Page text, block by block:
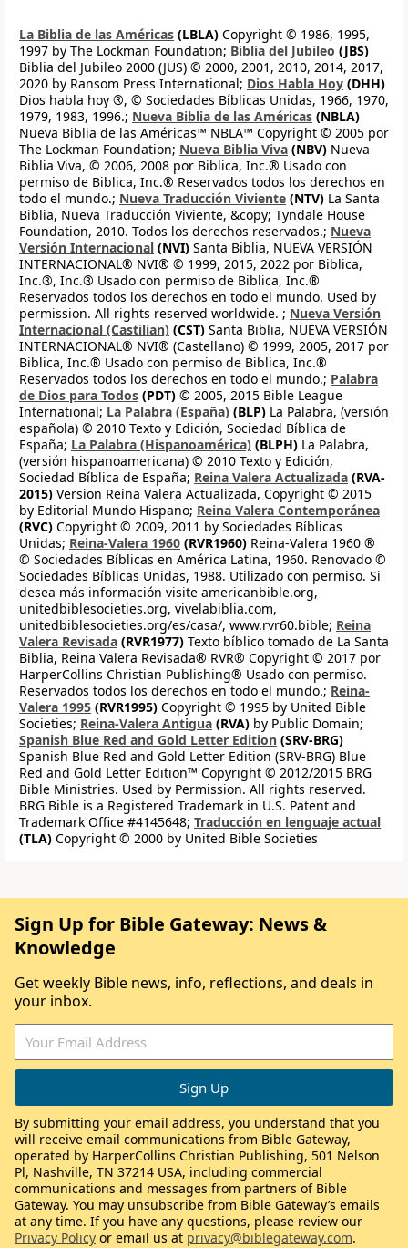
La Biblia de las Américas (LBLA) Copyright © 1986, 1995,
1997 by The Lockman Foundation; Biblia del Jubileo (JBS)
Biblia del Jubileo 2000 (JUS) © 2000, 2001, 2010, 2014, 2017,
2020 by Ransom Press International; Dios Habla Hoy (DHH)
Dios habla hoy ®, © Sociedades Bíblicas Unidas, 1966, 1970,
1979, 1983, 1996.; Nueva Biblia de las Américas (NBLA)
Nueva Biblia de las Américas™ NBLA™ Copyright © 2005 por
The Lockman Foundation; Nueva Biblia Viva (NBV) Nueva
Biblia Viva, © 2006, 2008 por Biblica, Inc.® Usado con
permiso de Biblica, Inc.® Reservados todos los derechos en
todo el mundo.; Nueva Traducción Viviente (NTV) La Santa
Biblia, Nueva Traducción Viviente, &copy; Tyndale House
Foundation, 2010. Todos los derechos reservados.; Nueva
Versión Internacional (NVI) Santa Biblia, NUEVA VERSIÓN
INTERNACIONAL® NVI® © 1999, 2015, 2022 por Biblica,
Inc.®, Inc.® Usado con permiso de Biblica, Inc.®
Reservados todos los derechos en todo el mundo. Used by
permission. All rights reserved worldwide. ; Nueva Versión
Internacional (Castilian) (CST) Santa Biblia, NUEVA VERSIÓN
INTERNACIONAL® NVI® (Castellano) © 1999, 2005, 2017 por
Biblica, Inc.® Usado con permiso de Biblica, Inc.®
Reservados todos los derechos en todo el mundo.; Palabra
de Dios para Todos (PDT) © 2005, 2015 Bible League
International; La Palabra (España) (BLP) La Palabra, (versión
española) © 2010 Texto y Edición, Sociedad Bíblica de
España; La Palabra (Hispanoamérica) (BLPH) La Palabra,
(versión hispanoamericana) © 2010 Texto y Edición,
Sociedad Bíblica de España; Reina Valera Actualizada (RVA-
2015) Version Reina Valera Actualizada, Copyright © 2015
by Editorial Mundo Hispano; Reina Valera Contemporánea
(RVC) Copyright © 2009, 2011 by Sociedades Bíblicas
Unidas; Reina-Valera 1960 (RVR1960) Reina-Valera 1960 ®
© Sociedades Bíblicas en América Latina, 1960. Renovado ©
Sociedades Bíblicas Unidas, 1988. Utilizado con permiso. Si
desea más información visite americanbible.org,
unitedbiblesocieties.org, vivelabiblia.com,
unitedbiblesocieties.org/es/casa/, www.rvr60.bible; Reina
Valera Revisada (RVR1977) Texto bíblico tomado de La Santa
Biblia, Reina Valera Revisada® RVR® Copyright © 2017 por
HarperCollins Christian Publishing® Usado con permiso.
Reservados todos los derechos en todo el mundo.; Reina-
Valera 1995 (RVR1995) Copyright © 1995 by United Bible
Societies; Reina-Valera Antigua (RVA) by Public Domain;
Spanish Blue Red and Gold Letter Edition (SRV-BRG)
Spanish Blue Red and Gold Letter Edition (SRV-BRG) Blue
Red and Gold Letter Edition™ Copyright © 2012/2015 BRG
Bible Ministries. Used by Permission. All rights reserved.
BRG Bible is a Registered Trademark in U.S. Patent and
Trademark Office #4145648; Traducción en lenguaje actual
(TLA) Copyright © 2000 by United Bible Societies
Sign Up for Bible Gateway: News &
Knowledge
Get weekly Bible news, info, reflections, and deals in
your inbox.
By submitting your email address, you understand that you
will receive email communications from Bible Gateway,
operated by HarperCollins Christian Publishing, 501 Nelson
Pl, Nashville, TN 37214 USA, including commercial
communications and messages from partners of Bible
Gateway. You may unsubscribe from Bible Gateway’s emails
at any time. If you have any questions, please review our
Privacy Policy or email us at privacy@biblegateway.com.